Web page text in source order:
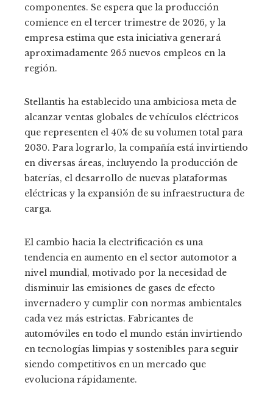
componentes. Se espera que la producción
comience en el tercer trimestre de 2026, y la
empresa estima que esta iniciativa generará
aproximadamente 265 nuevos empleos en la
región.
Stellantis ha establecido una ambiciosa meta de
alcanzar ventas globales de vehículos eléctricos
que representen el 40% de su volumen total para
2030. Para lograrlo, la compañía está invirtiendo
en diversas áreas, incluyendo la producción de
baterías, el desarrollo de nuevas plataformas
eléctricas y la expansión de su infraestructura de
carga.
El cambio hacia la electrificación es una
tendencia en aumento en el sector automotor a
nivel mundial, motivado por la necesidad de
disminuir las emisiones de gases de efecto
invernadero y cumplir con normas ambientales
cada vez más estrictas. Fabricantes de
automóviles en todo el mundo están invirtiendo
en tecnologías limpias y sostenibles para seguir
siendo competitivos en un mercado que
evoluciona rápidamente.